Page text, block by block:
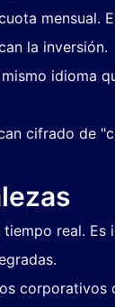
mensual.
la inversión.
idioma
cifrado de
real.